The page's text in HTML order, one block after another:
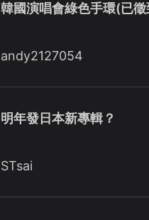
韓國演唱會綠色手環(已徵
andy2127054
明年發日本新專輯？
STsai